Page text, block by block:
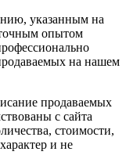
указанным на
опытом
на нашем
продаваемых
с сайта
стоимости,
и не